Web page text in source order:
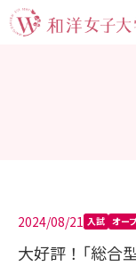
2024/08/21 入試 オー
大好評！「総合